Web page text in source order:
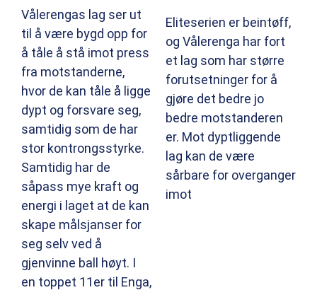
Vålerengas lag ser ut
til å være bygd opp for
å tåle å stå imot press
fra motstanderne,
hvor de kan tåle å ligge
dypt og forsvare seg,
samtidig som de har
stor kontrongsstyrke.
Samtidig har de
såpass mye kraft og
energi i laget at de kan
skape målsjanser for
seg selv ved å
gjenvinne ball høyt. I
en toppet 11er til Enga,
Eliteserien er beintøff,
og Vålerenga har fort
et lag som har større
forutsetninger for å
gjøre det bedre jo
bedre motstanderen
er. Mot dyptliggende
lag kan de være
sårbare for overganger
imot